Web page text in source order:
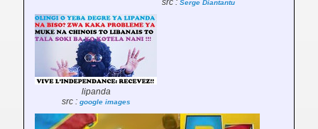
src : Serge Diantantu
lipanda
src : google images